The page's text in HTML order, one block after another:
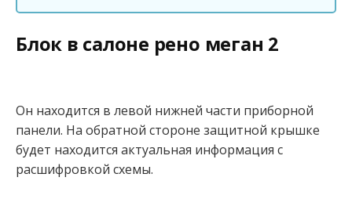
Блок в салоне рено меган 2
Он находится в левой нижней части приборной
панели. На обратной стороне защитной крышке
будет находится актуальная информация с
расшифровкой схемы.